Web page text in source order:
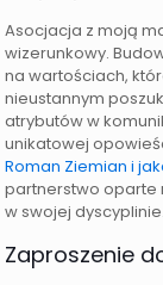
Asocjacja z moją
wizerunkowy.
na wartościach,
nieustannym
atrybutów w
unikatowej
Roman Ziemian i
partnerstwo oparte
w swojej dyscyplinie.
Zaproszenie